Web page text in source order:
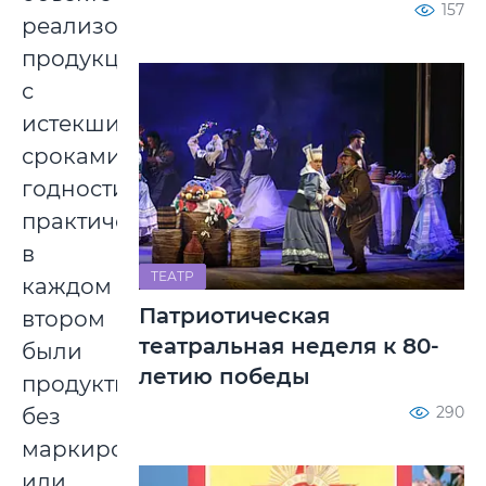
реализовывали
продукцию
с
истекшими
сроками
годности,
практически
в
каждом
втором
были
продукты
без
маркировки
157
ТЕАТР
Патриотическая
театральная неделя к 80-
летию победы
290